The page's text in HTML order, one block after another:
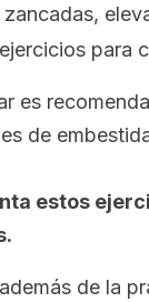
para
es
de
estos
de la